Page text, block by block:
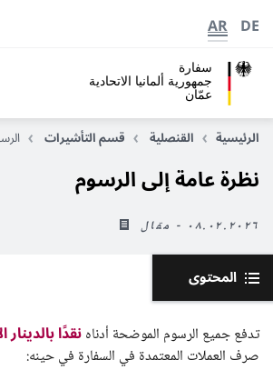
سفارة
جمهورية ألمانيا الاتحادية
عمّان
DE
AR
الرئيسية القنصلية قسم التأشيرات
نظرة عامة إلى الرسوم
٠٨.٠٢.٢٠٢٦ - مقال
المحتوى
تدفع جميع الرسوم الموضحة أدناهنقدًا بالدينار
صرف العملات المعتمدة في السفارة في حينه: